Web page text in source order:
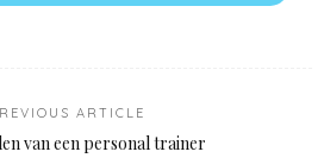
ARTICLE
van een personal trainer